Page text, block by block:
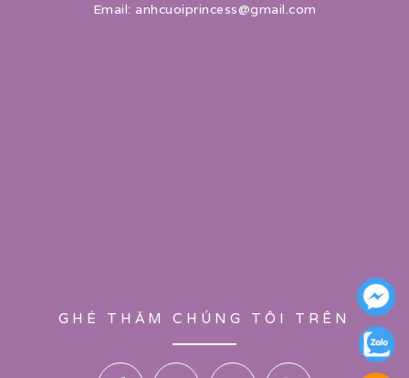
Email: anhcuoiprincess@gmail.com
GHÉ THĂM CHÚNG TÔI TRÊN